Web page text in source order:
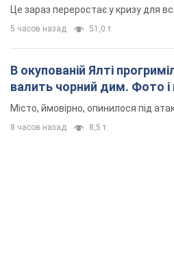
Це зараз переростає у кризу для
5 часов назад 51,0 т.
В окупованій Ялті
валить чорний дим. Фото і
Місто, ймовірно, опинилося під
8 часов назад 8,5 т.